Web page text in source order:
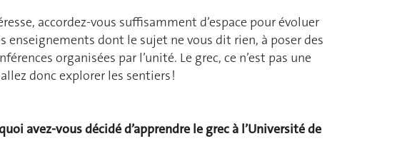
accordez-vous suffisamment d’espace pour évoluer
enseignements dont le sujet ne vous dit rien, à poser des
organisées par l’unité. Le grec, ce n’est pas une
donc explorer les sentiers !
avez-vous décidé d’apprendre le grec à l’Université de